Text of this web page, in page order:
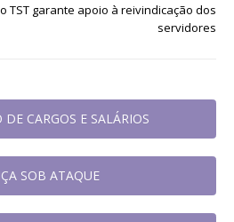
TST garante apoio à reivindicação dos
servidores
CARGOS E SALÁRIOS
SOB ATAQUE